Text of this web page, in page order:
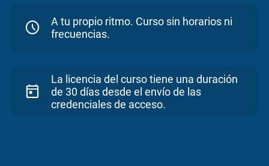
A tu propio ritmo. Curso sin horarios ni
frecuencias.
La licencia del curso tiene una duración
de 30 días desde el envío de las
credenciales de acceso.